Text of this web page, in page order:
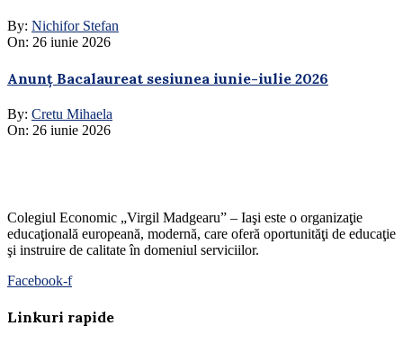
By: Nichifor Stefan
On: 26 iunie 2026
Anunț Bacalaureat sesiunea iunie-iulie 2026
By: Cretu Mihaela
On: 26 iunie 2026
Colegiul Economic „Virgil Madgearu” – Iaşi este o organizaţie
educaţională europeană, modernă, care oferă oportunităţi de educaţie
şi instruire de calitate în domeniul serviciilor.
Facebook-f
Linkuri rapide